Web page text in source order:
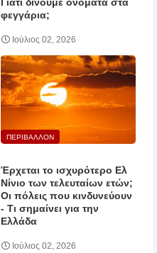
φεγγάρια;
Ιούλιος 02, 2026
ΠΕΡΙΒΑΛΛΟΝ
Έρχεται το ισχυρότερο Ελ
Νίνιο των τελευταίων ετών;
Οι πόλεις που κινδυνεύουν
‑ Τι σημαίνει για την
Ελλάδα
Ιούλιος 02, 2026